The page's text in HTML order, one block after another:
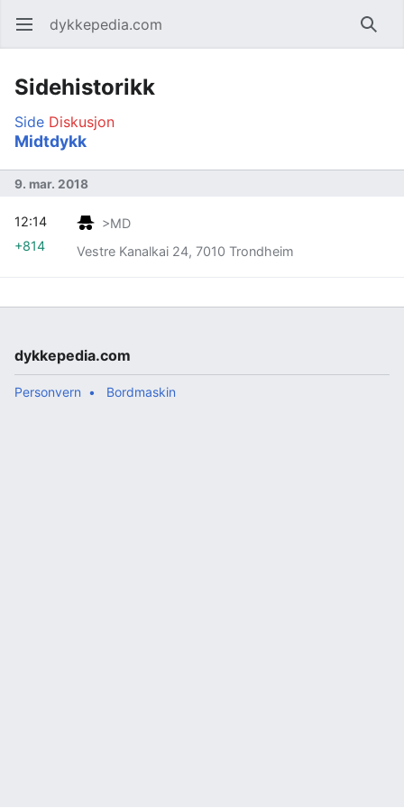
Åpne hovedmenyen dykkepedia.com Søk
Sidehistorikk
Side Diskusjon
Midtdykk
9. mar. 2018
>MD
Vestre Kanalkai 24, 7010 Trondheim
12:14
+814
dykkepedia.com
Personvern Bordmaskin